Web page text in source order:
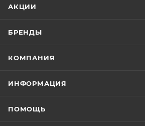
АКЦИИ
БРЕНДЫ
КОМПАНИЯ
ИНФОРМАЦИЯ
ПОМОЩЬ